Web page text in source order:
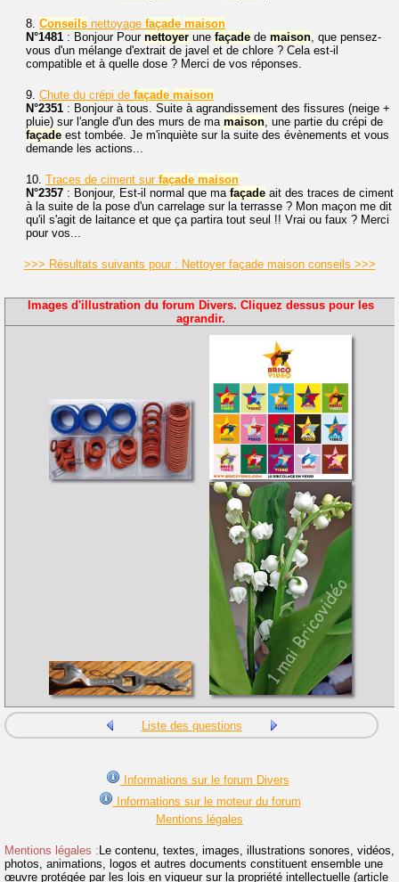
8. Conseils nettoyage façade maison
N°1481 : Bonjour Pour nettoyer une façade de maison, que pensez-
vous d'un mélange d'extrait de javel et de chlore ? Cela est-il
compatible et à quelle dose ? Merci de vos réponses.
9. Chute du crépi de façade maison
N°2351 : Bonjour à tous. Suite à agrandissement des fissures (neige +
pluie) sur l'angle d'un des murs de ma maison, une partie du crépi de
façade est tombée. Je m'inquiète sur la suite des évènements et vous
demande les actions...
10. Traces de ciment sur façade maison
N°2357 : Bonjour, Est-il normal que ma façade ait des traces de ciment
à la suite de la pose d'un carrelage sur la terrasse ? Mon maçon me dit
qu'il s'agit de laitance et que ça partira tout seul !! Vrai ou faux ? Merci
pour vos...
>>> Résultats suivants pour : Nettoyer façade maison conseils >>>
Images d'illustration du forum Divers. Cliquez dessus pour les
agrandir.
Liste des questions
Informations sur le forum Divers
Informations sur le moteur du forum
Mentions légales
Mentions légales : Le contenu, textes, images, illustrations sonores, vidéos,
photos, animations, logos et autres documents constituent ensemble une
œuvre protégée par les lois en vigueur sur la propriété intellectuelle (article